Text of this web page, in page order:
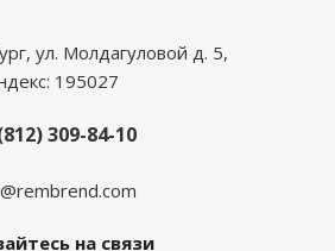
ул. Молдагуловой д. 5,
195027
309-84-10
на связи